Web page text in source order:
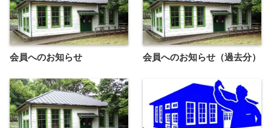
会員へのお知らせ 会員へのお知らせ（過去分）